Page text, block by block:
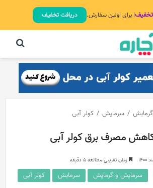
| برای اولین سفارش. دریافت تخفیف
/ سرمایش / کولر آبی
زمان تقریبی مطالعه 5 دقیقه
سرمایش و گرمایش سرمایش کولر آبی